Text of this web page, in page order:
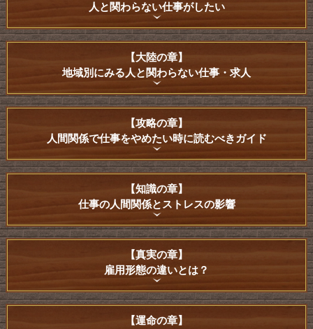
人と関わらない仕事がしたい
【大陸の章】
地域別にみる人と関わらない仕事・求人
【攻略の章】
人間関係で仕事をやめたい時に読むべきガイド
【知識の章】
仕事の人間関係とストレスの影響
【真実の章】
雇用形態の違いとは？
【運命の章】